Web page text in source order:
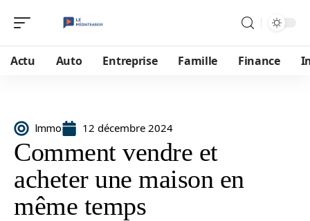
Actu Auto Entreprise Famille Finance
Immo 12 décembre 2024
Comment vendre et
acheter une maison en
même temps